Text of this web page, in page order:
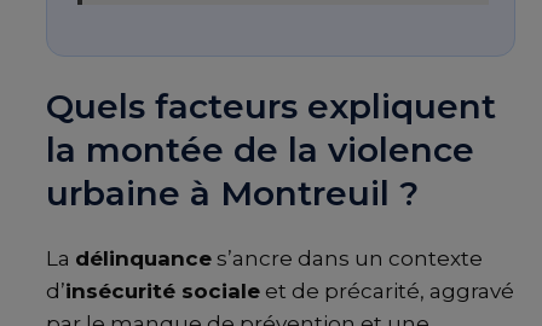
Quels facteurs expliquent
la montée de la violence
urbaine à Montreuil ?
La délinquance s’ancre dans un contexte
d’insécurité sociale et de précarité, aggravé